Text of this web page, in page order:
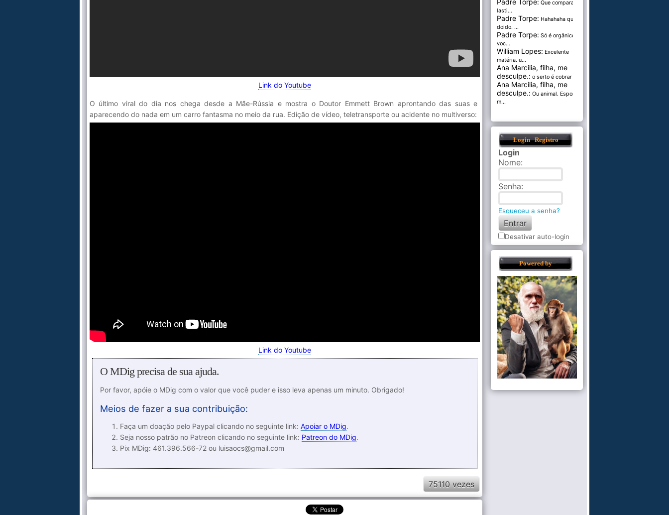
Link do Youtube
O último viral do dia nos chega desde a Mãe-Rússia e mostra o Doutor Emmett Brown aprontando das suas e
aparecendo do nada em um carro fantasma no meio da rua. Edição de vídeo, teletransporte ou acidente no multiverso:
Link do Youtube
O MDig precisa de sua ajuda.
Por favor, apóie o MDig com o valor que você puder e isso leva apenas um minuto. Obrigado!
Meios de fazer a sua contribuição:
Faça um doação pelo Paypal clicando no seguinte link: Apoiar o MDig.
Seja nosso patrão no Patreon clicando no seguinte link: Patreon do MDig.
Pix MDig: 461.396.566-72 ou luisaocs@gmail.com
75110 vezes
Padre Torpe: Que comparação
lasti...
Padre Torpe: Hahahaha que
doido. ...
Padre Torpe: Só é orgânico se
voc...
William Lopes: Excelente
matéria. u...
Ana Marcilia, filha, me
desculpe.: o serto é cobrar pel...
Ana Marcilia, filha, me
desculpe.: Ou animal. Esponja
m...
Login Registro
Login
Nome:
Senha:
Esqueceu a senha?
Desativar auto-login
Powered by